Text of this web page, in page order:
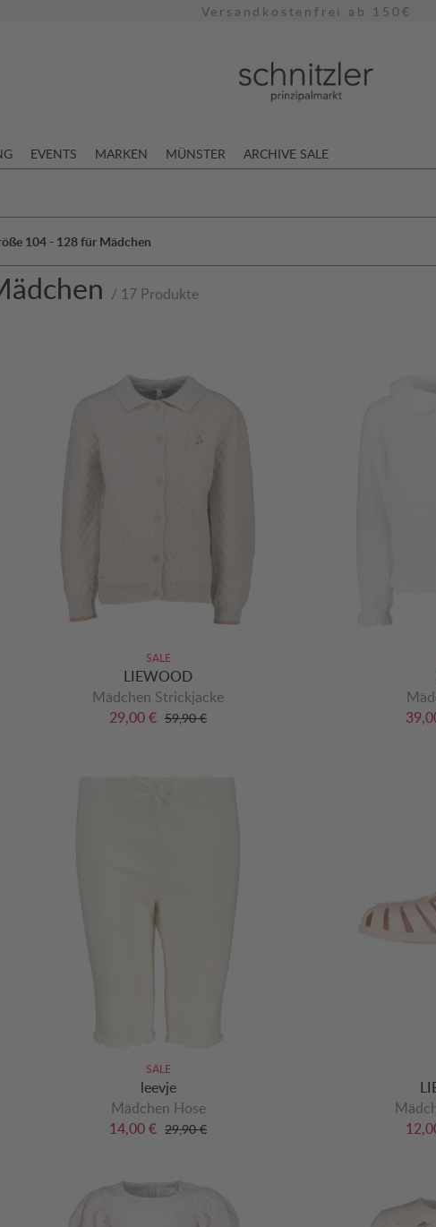
Versandkostenfrei ab 150€
EVENTS MARKEN MÜNSTER ARCHIVE SALE
104 - 128 für Mädchen
/ 17 Produkte
SALE
LIEWOOD
Mädchen Strickjacke
29,00 € 59,90 €
SALE
leevje
Mädchen Hose
14,00 € 29,90 €